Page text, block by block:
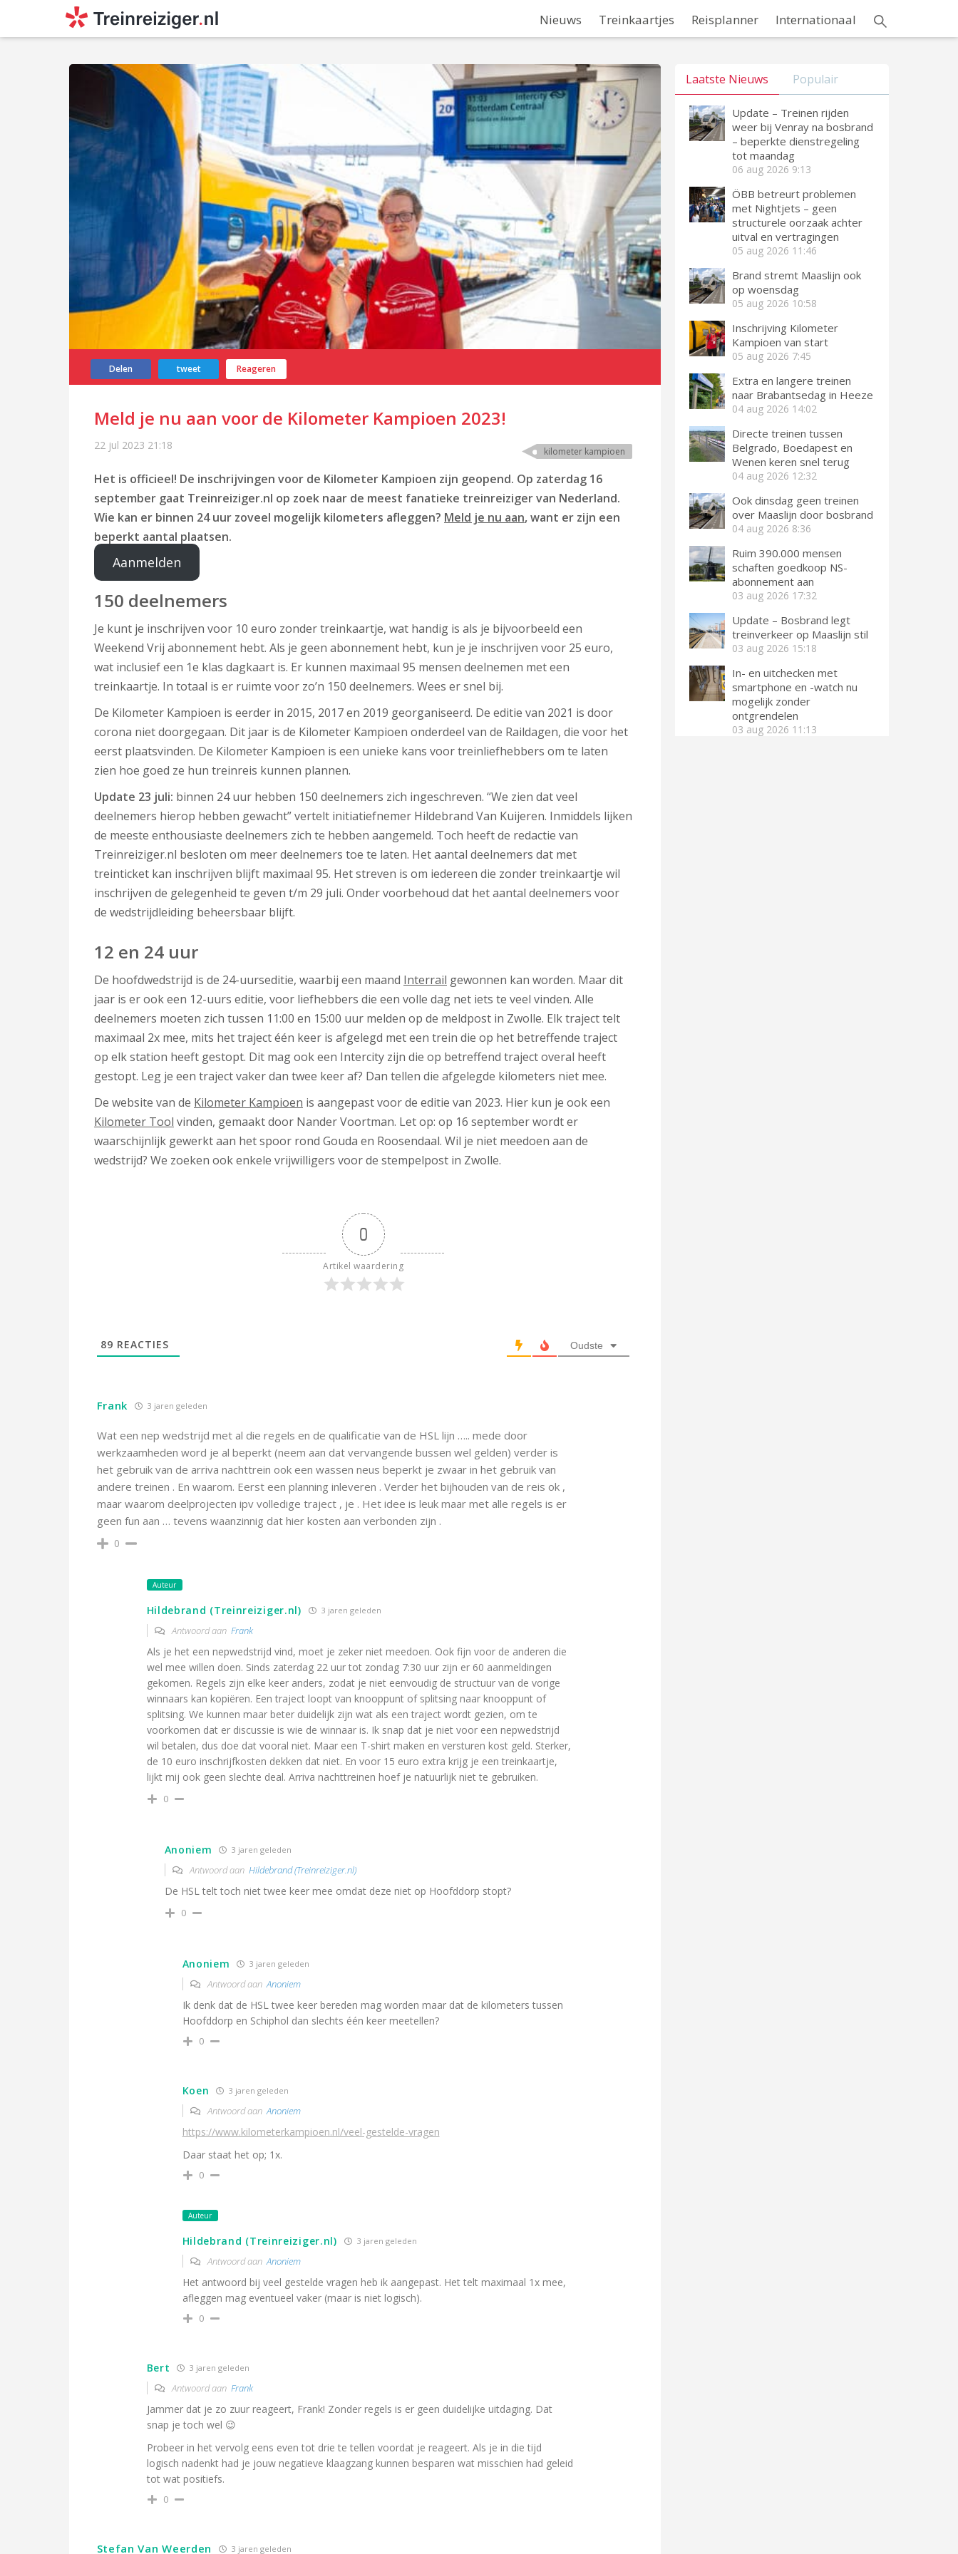
Nieuws Treinkaartjes Reisplanner Internationaal
Delen tweet Reageren
Meld je nu aan voor de Kilometer Kampioen 2023!
22 jul 2023 21:18 kilometer kampioen
Het is officieel! De inschrijvingen voor de Kilometer Kampioen zijn geopend. Op zaterdag 16
september gaat Treinreiziger.nl op zoek naar de meest fanatieke treinreiziger van Nederland.
Wie kan er binnen 24 uur zoveel mogelijk kilometers afleggen? Meld je nu aan, want er zijn een
beperkt aantal plaatsen.
Aanmelden
150 deelnemers
Je kunt je inschrijven voor 10 euro zonder treinkaartje, wat handig is als je bijvoorbeeld een
Weekend Vrij abonnement hebt. Als je geen abonnement hebt, kun je je inschrijven voor 25 euro,
wat inclusief een 1e klas dagkaart is. Er kunnen maximaal 95 mensen deelnemen met een
treinkaartje. In totaal is er ruimte voor zo’n 150 deelnemers. Wees er snel bij.
De Kilometer Kampioen is eerder in 2015, 2017 en 2019 georganiseerd. De editie van 2021 is door
corona niet doorgegaan. Dit jaar is de Kilometer Kampioen onderdeel van de Raildagen, die voor het
eerst plaatsvinden. De Kilometer Kampioen is een unieke kans voor treinliefhebbers om te laten
zien hoe goed ze hun treinreis kunnen plannen.
Update 23 juli: binnen 24 uur hebben 150 deelnemers zich ingeschreven. “We zien dat veel
deelnemers hierop hebben gewacht” vertelt initiatiefnemer Hildebrand Van Kuijeren. Inmiddels lijken
de meeste enthousiaste deelnemers zich te hebben aangemeld. Toch heeft de redactie van
Treinreiziger.nl besloten om meer deelnemers toe te laten. Het aantal deelnemers dat met
treinticket kan inschrijven blijft maximaal 95. Het streven is om iedereen die zonder treinkaartje wil
inschrijven de gelegenheid te geven t/m 29 juli. Onder voorbehoud dat het aantal deelnemers voor
de wedstrijdleiding beheersbaar blijft.
12 en 24 uur
De hoofdwedstrijd is de 24-uurseditie, waarbij een maand Interrail gewonnen kan worden. Maar dit
jaar is er ook een 12-uurs editie, voor liefhebbers die een volle dag net iets te veel vinden. Alle
deelnemers moeten zich tussen 11:00 en 15:00 uur melden op de meldpost in Zwolle. Elk traject telt
maximaal 2x mee, mits het traject één keer is afgelegd met een trein die op het betreffende traject
op elk station heeft gestopt. Dit mag ook een Intercity zijn die op betreffend traject overal heeft
gestopt. Leg je een traject vaker dan twee keer af? Dan tellen die afgelegde kilometers niet mee.
De website van de Kilometer Kampioen is aangepast voor de editie van 2023. Hier kun je ook een
Kilometer Tool vinden, gemaakt door Nander Voortman. Let op: op 16 september wordt er
waarschijnlijk gewerkt aan het spoor rond Gouda en Roosendaal. Wil je niet meedoen aan de
wedstrijd? We zoeken ook enkele vrijwilligers voor de stempelpost in Zwolle.
0
Artikel waardering
89 REACTIES Oudste
Frank 3 jaren geleden
Wat een nep wedstrijd met al die regels en de qualificatie van de HSL lijn ….. mede door
werkzaamheden word je al beperkt (neem aan dat vervangende bussen wel gelden) verder is
het gebruik van de arriva nachttrein ook een wassen neus beperkt je zwaar in het gebruik van
andere treinen . En waarom. Eerst een planning inleveren . Verder het bijhouden van de reis ok ,
maar waarom deelprojecten ipv volledige traject , je . Het idee is leuk maar met alle regels is er
geen fun aan … tevens waanzinnig dat hier kosten aan verbonden zijn .
0
Auteur
Hildebrand (Treinreiziger.nl) 3 jaren geleden
Antwoord aan Frank
Als je het een nepwedstrijd vind, moet je zeker niet meedoen. Ook fijn voor de anderen die
wel mee willen doen. Sinds zaterdag 22 uur tot zondag 7:30 uur zijn er 60 aanmeldingen
gekomen. Regels zijn elke keer anders, zodat je niet eenvoudig de structuur van de vorige
winnaars kan kopiëren. Een traject loopt van knooppunt of splitsing naar knooppunt of
splitsing. We kunnen maar beter duidelijk zijn wat als een traject wordt gezien, om te
voorkomen dat er discussie is wie de winnaar is. Ik snap dat je niet voor een nepwedstrijd
wil betalen, dus doe dat vooral niet. Maar een T-shirt maken en versturen kost geld. Sterker,
de 10 euro inschrijfkosten dekken dat niet. En voor 15 euro extra krijg je een treinkaartje,
lijkt mij ook geen slechte deal. Arriva nachttreinen hoef je natuurlijk niet te gebruiken.
0
Anoniem 3 jaren geleden
Antwoord aan Hildebrand (Treinreiziger.nl)
De HSL telt toch niet twee keer mee omdat deze niet op Hoofddorp stopt?
0
Anoniem 3 jaren geleden
Antwoord aanAnoniem
Ik denk dat de HSL twee keer bereden mag worden maar dat de kilometers tussen
Hoofddorp en Schiphol dan slechts één keer meetellen?
0
Koen 3 jaren geleden
Antwoord aanAnoniem
https://www.kilometerkampioen.nl/veel-gestelde-vragen
Daar staat het op; 1x.
0
Auteur
Hildebrand (Treinreiziger.nl) 3 jaren geleden
Antwoord aanAnoniem
Het antwoord bij veel gestelde vragen heb ik aangepast. Het telt maximaal 1x mee,
afleggen mag eventueel vaker (maar is niet logisch).
0
Bert 3 jaren geleden
Antwoord aan Frank
Jammer dat je zo zuur reageert, Frank! Zonder regels is er geen duidelijke uitdaging. Dat
snap je toch wel 😉
Probeer in het vervolg eens even tot drie te tellen voordat je reageert. Als je in die tijd
logisch nadenkt had je jouw negatieve klaagzang kunnen besparen wat misschien had geleid
tot wat positiefs.
0
Stefan Van Weerden 3 jaren geleden
Laatste Nieuws Populair
Update – Treinen rijden
weer bij Venray na bosbrand
– beperkte dienstregeling
tot maandag
06 aug 2026 9:13
ÖBB betreurt problemen
met Nightjets – geen
structurele oorzaak achter
uitval en vertragingen
05 aug 2026 11:46
Brand stremt Maaslijn ook
op woensdag
05 aug 2026 10:58
Inschrijving Kilometer
Kampioen van start
05 aug 2026 7:45
Extra en langere treinen
naar Brabantsedag in Heeze
04 aug 2026 14:02
Directe treinen tussen
Belgrado, Boedapest en
Wenen keren snel terug
04 aug 2026 12:32
Ook dinsdag geen treinen
over Maaslijn door bosbrand
04 aug 2026 8:36
Ruim 390.000 mensen
schaften goedkoop NS-
abonnement aan
03 aug 2026 17:32
Update – Bosbrand legt
treinverkeer op Maaslijn stil
03 aug 2026 15:18
In- en uitchecken met
smartphone en -watch nu
mogelijk zonder
ontgrendelen
03 aug 2026 11:13